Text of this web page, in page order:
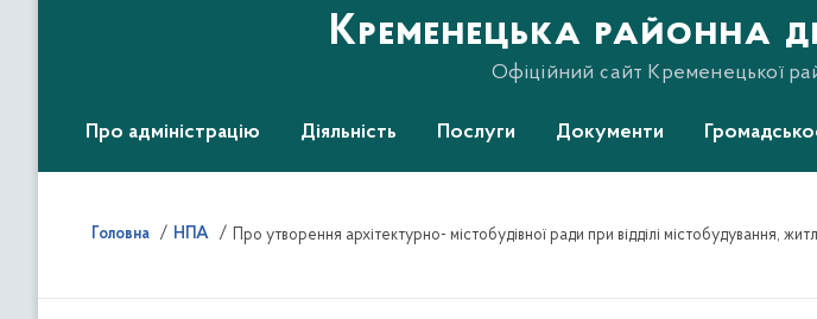
Кременецька районна
Офіційний сайт Кременецької
Про адміністрацію Діяльність Послуги Документи
Головна НПА